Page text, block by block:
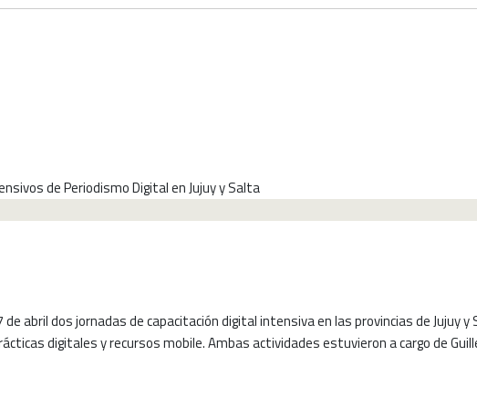
en los
de abril dos jornadas de capacitación digital intensiva en las provincias de
digitales y recursos mobile. Ambas actividades estuvieron a cargo de